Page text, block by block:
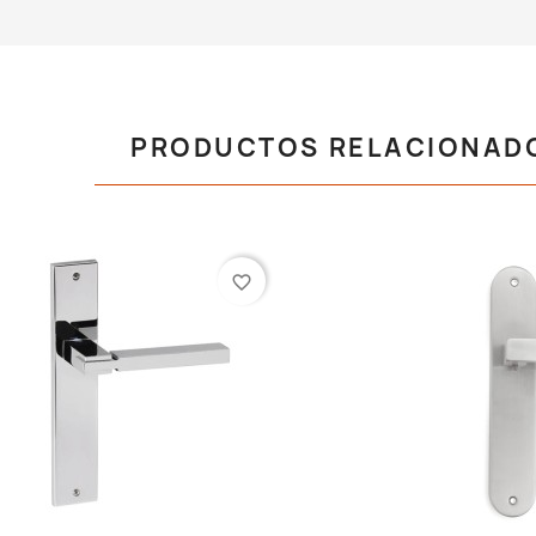
PRODUCTOS
favorite_border